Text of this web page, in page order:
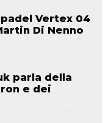
Vertex 04
Di Nenno
parla della
e dei